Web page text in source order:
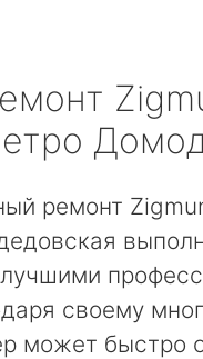
ремонт
своему
может быстро